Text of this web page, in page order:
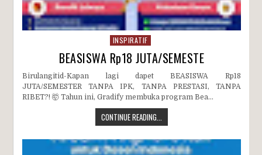
INSPIRATIF
BEASISWA Rp18 JUTA/SEMESTE
Birulangitid-Kapan lagi dapet BEASISWA Rp18
JUTA/SEMESTER TANPA IPK, TANPA PRESTASI, TANPA
RIBET?! 🤯 Tahun ini, Gradify membuka program Bea...
CONTINUE READING...